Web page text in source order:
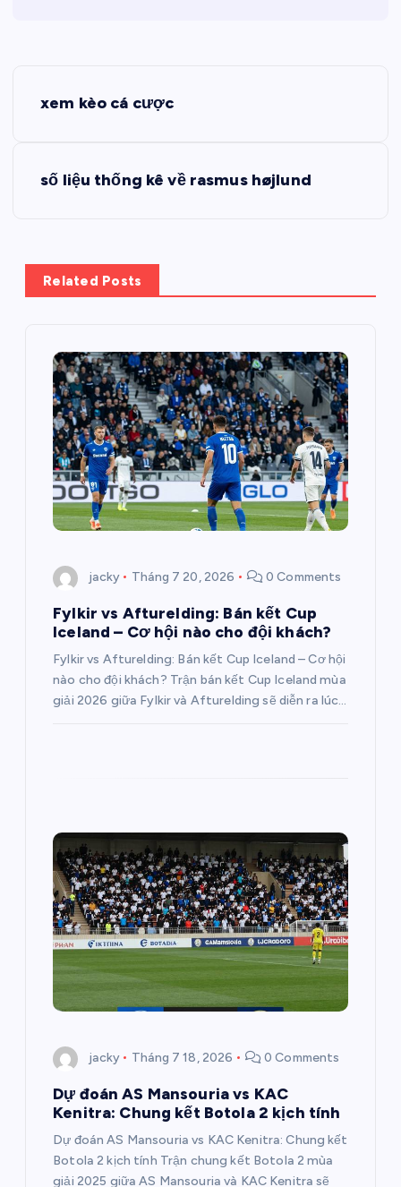
h
ư
xem kèo cá cược
số liệu thống kê về rasmus højlund
Related Posts
jacky Tháng 7 20, 2026 0 Comments
Fylkir vs Afturelding: Bán kết Cup
Iceland – Cơ hội nào cho đội khách?
Fylkir vs Afturelding: Bán kết Cup Iceland – Cơ hội
nào cho đội khách? Trận bán kết Cup Iceland mùa
giải 2026 giữa Fylkir và Afturelding sẽ diễn ra lúc…
jacky Tháng 7 18, 2026 0 Comments
Dự đoán AS Mansouria vs KAC
Kenitra: Chung kết Botola 2 kịch tính
Dự đoán AS Mansouria vs KAC Kenitra: Chung kết
Botola 2 kịch tính Trận chung kết Botola 2 mùa
giải 2025 giữa AS Mansouria và KAC Kenitra sẽ